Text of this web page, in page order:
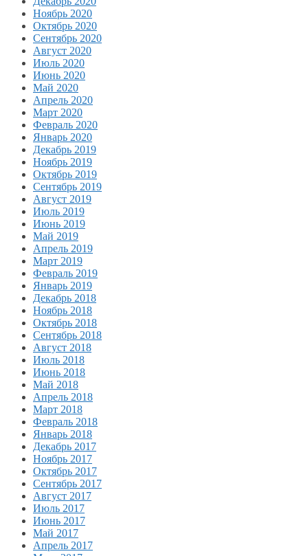
Ноябрь 2020
Октябрь 2020
Сентябрь 2020
Август 2020
Июль 2020
Июнь 2020
Май 2020
Апрель 2020
Март 2020
Февраль 2020
Январь 2020
Декабрь 2019
Ноябрь 2019
Октябрь 2019
Сентябрь 2019
Август 2019
Июль 2019
Июнь 2019
Май 2019
Апрель 2019
Март 2019
Февраль 2019
Январь 2019
Декабрь 2018
Ноябрь 2018
Октябрь 2018
Сентябрь 2018
Август 2018
Июль 2018
Июнь 2018
Май 2018
Апрель 2018
Март 2018
Февраль 2018
Январь 2018
Декабрь 2017
Ноябрь 2017
Октябрь 2017
Сентябрь 2017
Август 2017
Июль 2017
Июнь 2017
Май 2017
Апрель 2017